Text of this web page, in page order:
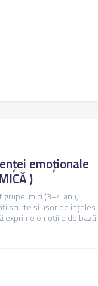
emoționale
)
mici (3–4 ani),
scurte și ușor de înțeles.
exprime emoțiile de bază,